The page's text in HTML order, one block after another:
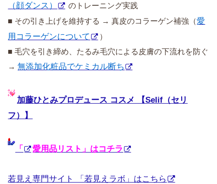
（顔ダンス）
のトレーニング実践
■ その引き上げを維持する → 真皮のコラーゲン補強（愛
用コラーゲンについて
）
■ 毛穴を引き締め、たるみ毛穴による皮膚の下流れを防ぐ
→無添加化粧品でケミカル断ち
加藤ひとみプロデュース コスメ 【Selif（セリ
フ）】
「 愛用品リスト」はコチラ
若見え専門サイト 「若見えラボ」はこちら